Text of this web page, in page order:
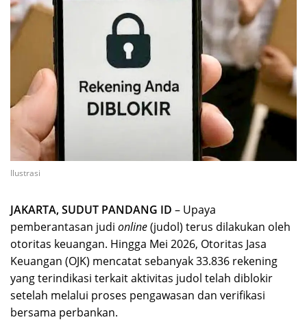
Ilustrasi
JAKARTA, SUDUT PANDANG ID – Upaya
pemberantasan judi online(judol) terus dilakukan oleh
otoritas keuangan. Hingga Mei 2026, Otoritas Jasa
Keuangan (OJK) mencatat sebanyak 33.836 rekening
yang terindikasi terkait aktivitas judol telah diblokir
setelah melalui proses pengawasan dan verifikasi
bersama perbankan.